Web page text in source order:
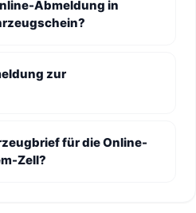
Abmeldung in
zur
für die Online-
Zell?